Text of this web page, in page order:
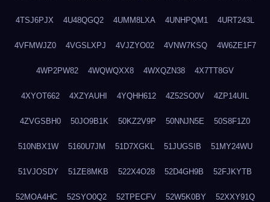
4TSJ6PJX 4U48QGQ2 4UMM8LXA 4UNHPQM1 4URT243L
4VFMWJZ0 4VGSLXPJ 4VJZYO02 4VNW7KSQ 4W6ZE1F7
4WP2PW82 4WQWQXX8 4WXQZN38 4X7TT8GV
4XYOT662 4XZYAUHI 4YQHH612 4Z52SO0V 4ZP14UIL
4ZVGSBH0 50JO9B1K 50KZ2V9P 50NNJN5E 50S8F1Z0
510NBX1W 5160U7JM 51D7XGKL 51JUGSIB 51MY24WU
51VJOSDY 51ZE8MKB 522X4O28 52D4GH9B 52FJKYTB
52MOA4HC 52SYO0Q2 52TPECFV 52W5K0BY 52XXY91Q